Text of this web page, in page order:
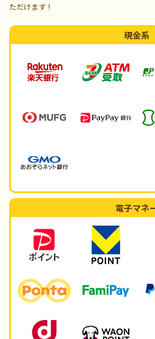
ただけます！
現金系
電子マネ